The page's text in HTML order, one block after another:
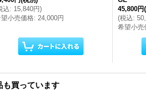
込: 15,840円)
小売価格: 24,000円
45,800円
(税込:
希望小売
も買っています